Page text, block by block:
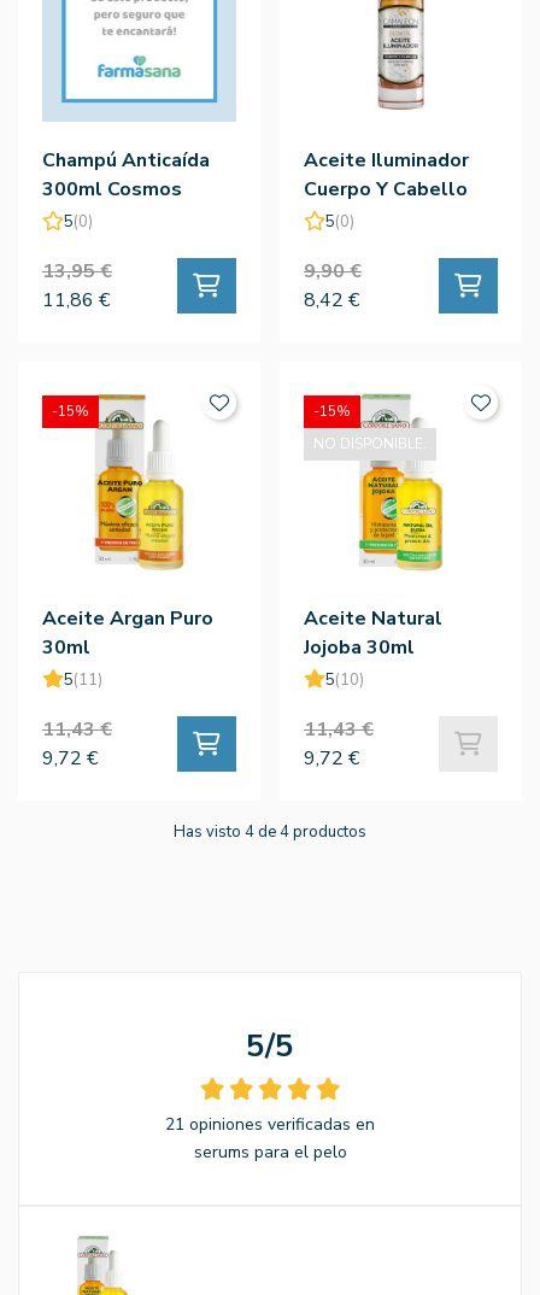
Champú Anticaída
300ml Cosmos
Organic Bio
5(0)
13,95 €
11,86 €
Aceite Iluminador
Cuerpo Y Cabello
Body Oil 30ml -
5(0)
9,90 €
8,42 €
Aceite Argan Puro
30ml
5(11)
11,43 €
9,72 €
-15%
Aceite Natural
Jojoba 30ml
5(10)
11,43 €
9,72 €
-15%
NO DISPONIBLE.
Has visto 4 de 4 productos
5/5
21 opiniones verificadas en
serums para el pelo